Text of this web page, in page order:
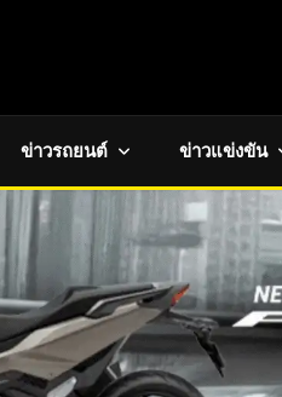
ข่าวรถยนต์ ข่าวแข่งขัน